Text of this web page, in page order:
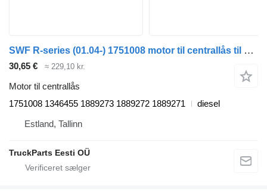
SWF R-series (01.04-) 1751008 motor til centrallås til Scania P,G,R,T-series (2004-2017) trækker
30,65 € ≈ 229,10 kr.
Motor til centrallås
1751008 1346455 1889273 1889272 1889271
diesel
Estland, Tallinn
TruckParts Eesti OÜ